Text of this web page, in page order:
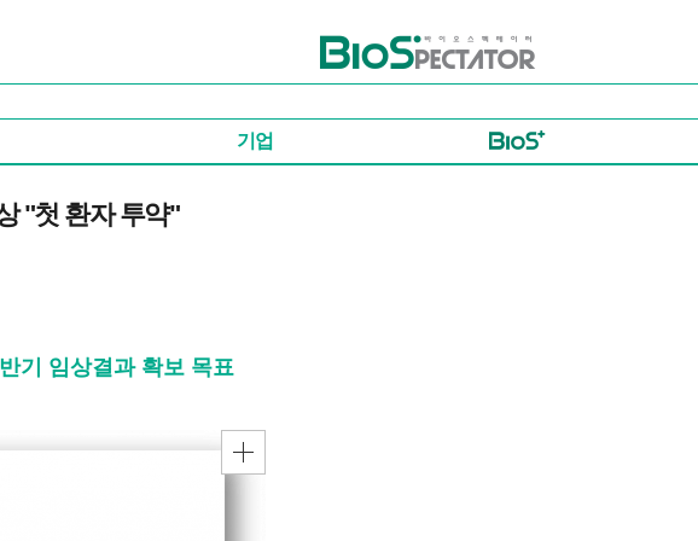
바이오스펙테이터
기업
"첫 환자 투약"
기 임상결과 확보 목표